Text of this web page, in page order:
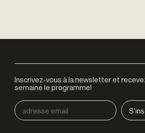
Inscrivez-vous à la newsletter et
semaine le programme!